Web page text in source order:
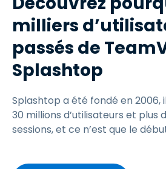
milliers
passés de
Splashtop
Splashtop a été fondé en 2006,
30 millions d’utilisateurs et plus
sessions, et ce n’est que le